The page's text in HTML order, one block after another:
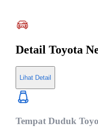
Detail Toyota
Lihat Detail
Tempat Duduk